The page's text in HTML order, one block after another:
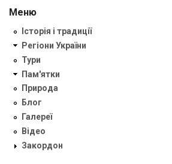
Меню
Історія і традиції
Регіони України
Тури
Пам'ятки
Природа
Блог
Галереї
Відео
Закордон